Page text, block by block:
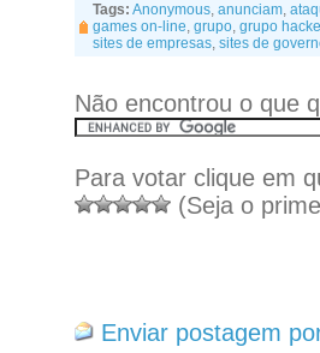
Tags: Anonymous, anunciam,
games on-line, grupo, grupo
sites de empresas, sites de
Não encontrou o que
Para votar clique em
(Seja o
Enviar postagem